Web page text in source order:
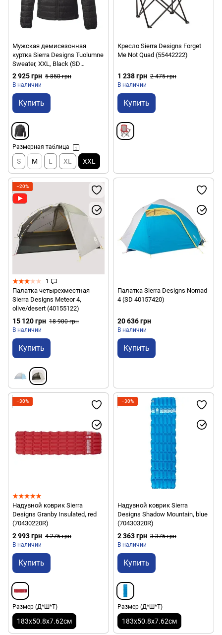
Мужская демисезонная
куртка Sierra Designs Tuolumne
Sweater, XXL, Black (SD
2551319BK-XXL)
2 925 грн 5 850 грн
В наличии
Купить
Размерная таблица
S M L XL XXL
Кресло Sierra Designs Forget
Me Not Quad (55442222)
1 238 грн 2 475 грн
В наличии
Купить
−20%
1
Палатка четырехместная
Sierra Designs Meteor 4,
olive/desert (40155122)
15 120 грн 18 900 грн
В наличии
Купить
Палатка Sierra Designs Nomad
4 (SD 40157420)
20 636 грн
В наличии
Купить
−30%
Надувной коврик Sierra
Designs Granby Insulated, red
(70430220R)
2 993 грн 4 275 грн
В наличии
Купить
Размер (Д*Ш*Т)
183х50.8х7.62см
−30%
Надувной коврик Sierra
Designs Shadow Mountain, blue
(70430320R)
2 363 грн 3 375 грн
В наличии
Купить
Размер (Д*Ш*Т)
183х50.8х7.62см